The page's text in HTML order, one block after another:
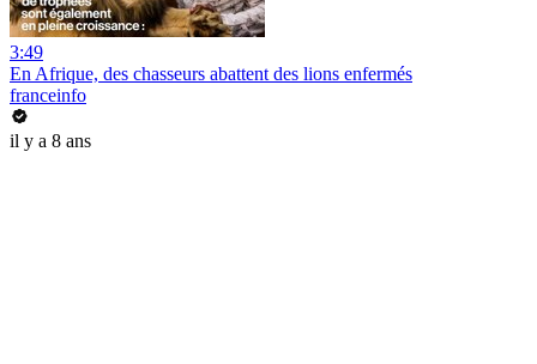
3:49
En Afrique, des chasseurs abattent des lions enfermés
franceinfo
il y a 8 ans